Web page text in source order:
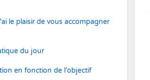
le plaisir de vous accompagner
du jour
en fonction de l'objectif